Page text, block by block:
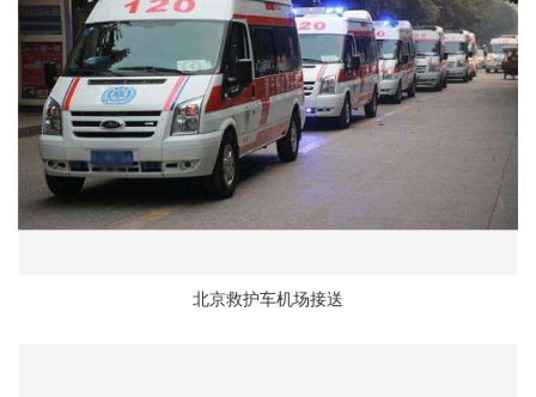
北京救护车机场接送